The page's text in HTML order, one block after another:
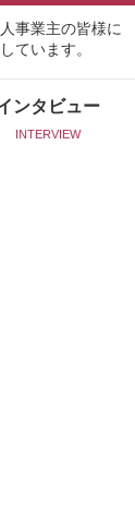
事業主の皆様に
ています。
ンタビュー
INTERVIEW